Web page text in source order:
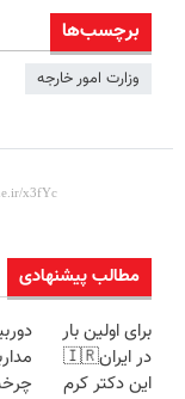
برچسب‌ها
وزارت امور خارجه
مطالب پیشنهادی
برای اولین بار
در ایران🇮🇷
این دکتر کرم